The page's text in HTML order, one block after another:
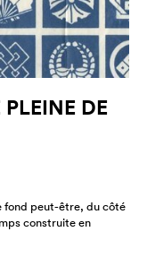
DE
fond peut-être, du côté
construite en